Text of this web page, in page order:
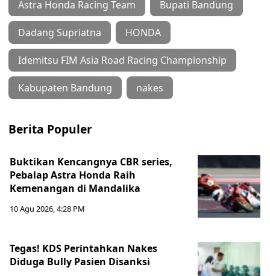
Astra Honda Racing Team Bupati Bandung
Dadang Supriatna HONDA
Idemitsu FIM Asia Road Racing Championship
Kabupaten Bandung nakes
Berita Populer
Buktikan Kencangnya CBR series,
Pebalap Astra Honda Raih
Kemenangan di Mandalika
10 Agu 2026, 4:28 PM
Tegas! KDS Perintahkan Nakes
Diduga Bully Pasien Disanksi